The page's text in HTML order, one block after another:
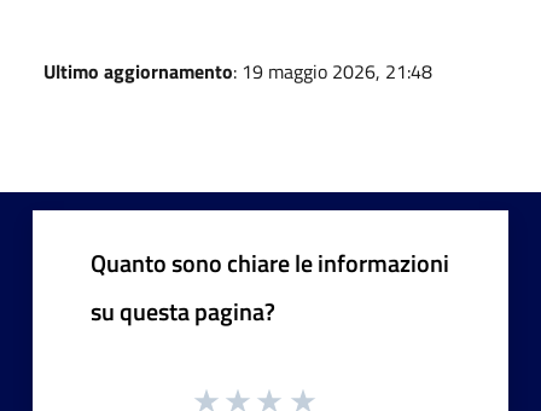
Ultimo aggiornamento: 19 maggio 2026, 21:48
Quanto sono chiare le informazioni
su questa pagina?